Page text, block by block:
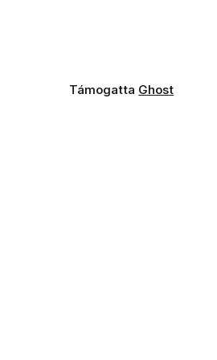
Támogatta Ghost